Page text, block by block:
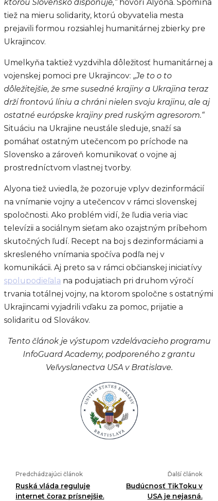
ktorou Slovensko disponuje,“ hovorí Alyona. Spomína
tiež na mieru solidarity, ktorú obyvatelia mesta
prejavili formou rozsiahlej humanitárnej zbierky pre
Ukrajincov.
Umelkyňa taktiež vyzdvihla dôležitosť humanitárnej a
vojenskej pomoci pre Ukrajincov: „Je to o to
dôležitejšie, že sme susedné krajiny a Ukrajina teraz
drží frontovú líniu a chráni nielen svoju krajinu, ale aj
ostatné európske krajiny pred ruským agresorom.“
Situáciu na Ukrajine neustále sleduje, snaží sa
pomáhať ostatným utečencom po príchode na
Slovensko a zároveň komunikovať o vojne aj
prostredníctvom vlastnej tvorby.
Alyona tiež uviedla, že pozoruje vplyv dezinformácií
na vnímanie vojny a utečencov v rámci slovenskej
spoločnosti. Ako problém vidí, že ľudia veria viac
televízii a sociálnym sieťam ako ozajstným príbehom
skutočných ľudí. Recept na boj s dezinformáciami a
skresleného vnímania spočíva podľa nej v
komunikácii. Aj preto sa v rámci občianskej iniciatívy
spolupodieľala na podujatiach pri druhom výročí
trvania totálnej vojny, na ktorom spoločne s ostatnými
Ukrajincami vyjadrili vďaku za pomoc, prijatie a
solidaritu od Slovákov.
Tento článok je výstupom vzdelávacieho programu
InfoGuard Academy, podporeného z grantu
Veľvyslanectva USA v Bratislave.
Predchádzajúci článok
Ruská vláda reguluje
internet čoraz prísnejšie.
Ďalší článok
Budúcnosť TikToku v
USA je nejasná.